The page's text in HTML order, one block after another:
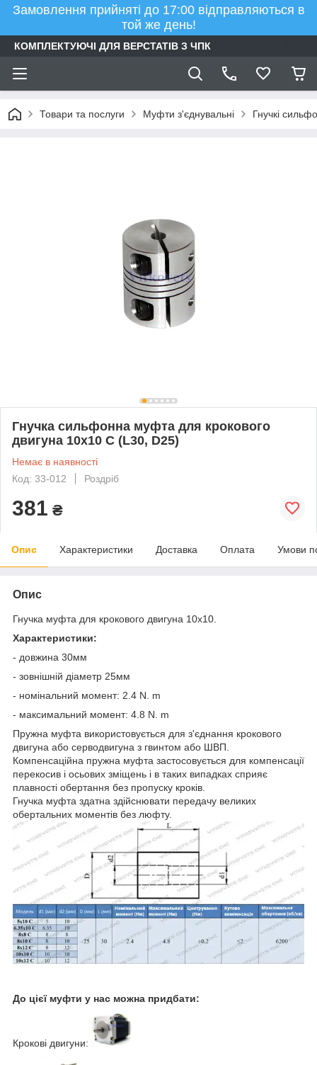
Замовлення прийняті до 17:00 відправляються в
той же день!
КОМПЛЕКТУЮЧІ ДЛЯ ВЕРСТАТІВ З ЧПК
Товари та послуги Муфти з'єднувальні Гнучкі
Гнучка сильфонна муфта для крокового
двигуна 10х10 С (L30, D25)
Немає в наявності
Код: 33-012
Роздріб
381 ₴
Опис Характеристики Доставка Оплата Умови
Опис
Гнучка муфта для крокового двигуна 10х10.
Характеристики:
- довжина 30мм
- зовнішній діаметр 25мм
- номінальний момент: 2.4 N. m
- максимальний момент: 4.8 N. m
Пружна муфта використовується для з'єднання крокового
двигуна або серводвигуна з гвинтом або ШВП.
Компенсаційна пружна муфта застосовується для компенсації
перекосив і осьових зміщень і в таких випадках сприяє
плавності обертання без пропуску кроків.
Гнучка муфта здатна здійснювати передачу великих
обертальних моментів без люфту.
До цієї муфти у нас можна придбати:
Крокові двигуни: